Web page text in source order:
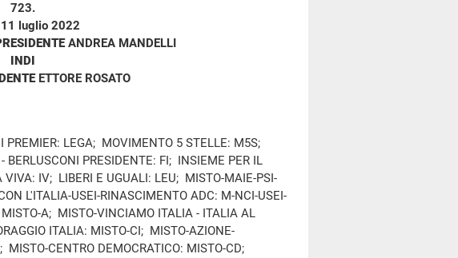
723.
luglio 2022
ANDREA MANDELLI
INDI
ETTORE ROSATO
PREMIER: LEGA; MOVIMENTO 5 STELLE: M5S;
BERLUSCONI PRESIDENTE: FI; INSIEME PER IL
IV; LIBERI E UGUALI: LEU; MISTO-MAIE-PSI-
L'ITALIA-USEI-RINASCIMENTO ADC: M-NCI-USEI-
A; MISTO-VINCIAMO ITALIA - ITALIA AL
ITALIA: MISTO-CI; MISTO-AZIONE-
CENTRO DEMOCRATICO: MISTO-CD;